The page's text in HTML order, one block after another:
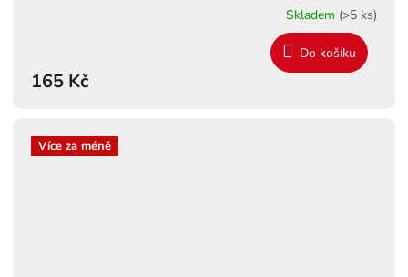
Skladem (>5 ks)
165 Kč
Do košíku
Více za méně